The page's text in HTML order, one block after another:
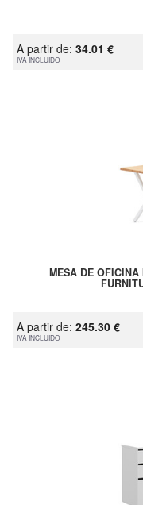
A partir de: 34.01 €
IVA INCLUIDO
MESA DE
A partir de: 245.30 €
IVA INCLUIDO